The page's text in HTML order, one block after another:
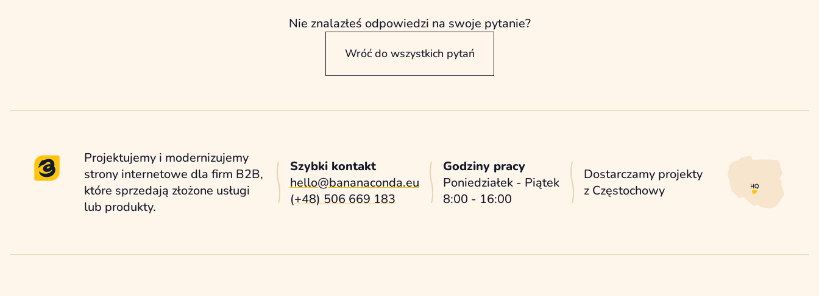
uniemożliwiają lub utrudniają prawidłowe korzystanie z
najczęściej w ciągu 48 godzin roboczych.
Nie znalazłeś odpowiedzi na swoje pytanie?
Wróć do wszystkich pytań
Projektujemy i modernizujemy
strony internetowe dla firm B2B,
które sprzedają złożone usługi
lub produkty.
Szybki kontakt
hello@bananaconda.eu
(+48) 506 669 183
Godziny pracy
Poniedziałek - Piątek
8:00 - 16:00
Dostarczamy projekty
z Częstochowy